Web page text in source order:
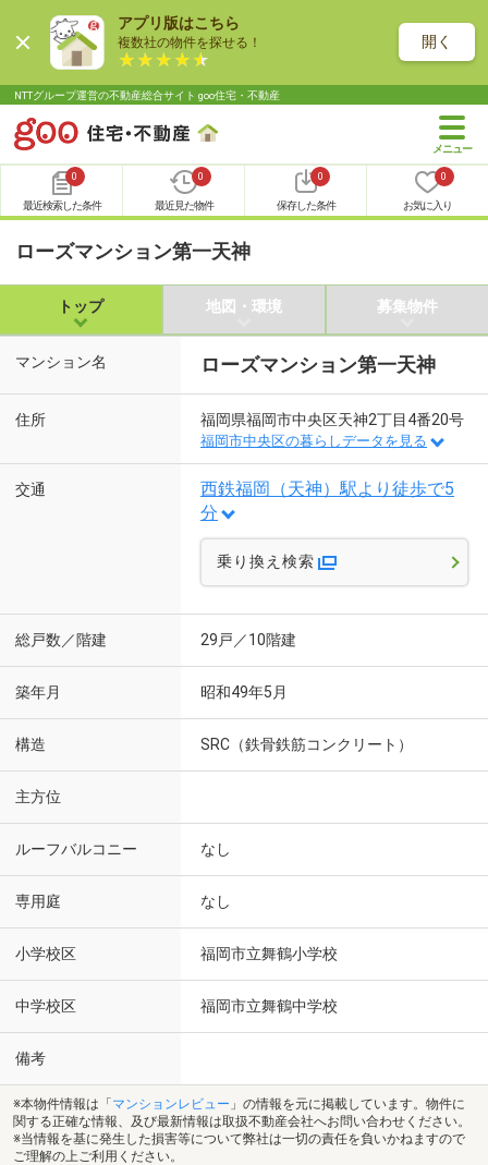
アプリ版はこちら
複数社の物件を探せる！ 開く
NTTグループ運営の不動産総合サイト goo住宅・不動産
0
最近検索した条件
0
最近見た物件
0
保存した条件
0
お気に入り
ローズマンション第一天神
トップ 地図・環境 募集物件
マンション名 ローズマンション第一天神
住所 福岡県福岡市中央区天神2丁目4番20号
福岡市中央区の暮らしデータを見る
交通
西鉄福岡（天神）駅より徒歩で5
分
乗り換え検索
総戸数／階建 29戸／10階建
築年月 昭和49年5月
構造 SRC（鉄骨鉄筋コンクリート）
主方位
ルーフバルコニー なし
専用庭 なし
小学校区 福岡市立舞鶴小学校
中学校区 福岡市立舞鶴中学校
備考
※本物件情報は「 マンションレビュー 」の情報を元に掲載しています。物件に
関する正確な情報、及び最新情報は取扱不動産会社へお問い合わせください。
※当情報を基に発生した損害等について弊社は一切の責任を負いかねますので
ご理解の上ご利用ください。